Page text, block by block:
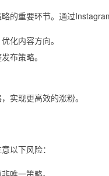
的重要环节。通过
化内容方向。
布策略。
实现更高效的涨粉。
以下风险：
唯一策略。